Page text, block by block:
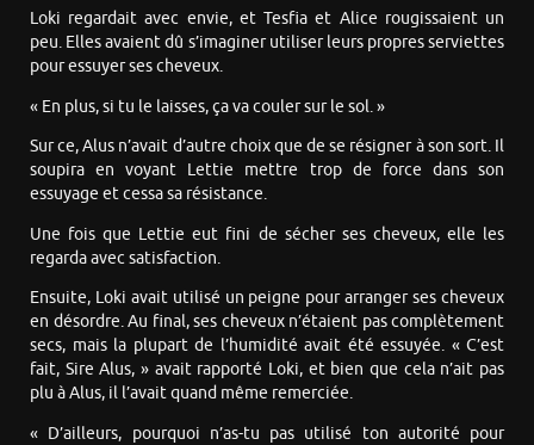
Loki regardait avec envie, et Tesfia et Alice rougissaient un
peu. Elles avaient dû s’imaginer utiliser leurs propres serviettes
pour essuyer ses cheveux.
« En plus, si tu le laisses, ça va couler sur le sol. »
Sur ce, Alus n’avait d’autre choix que de se résigner à son sort. Il
soupira en voyant Lettie mettre trop de force dans son
essuyage et cessa sa résistance.
Une fois que Lettie eut fini de sécher ses cheveux, elle les
regarda avec satisfaction.
Ensuite, Loki avait utilisé un peigne pour arranger ses cheveux
en désordre. Au final, ses cheveux n’étaient pas complètement
secs, mais la plupart de l’humidité avait été essuyée. « C’est
fait, Sire Alus, » avait rapporté Loki, et bien que cela n’ait pas
plu à Alus, il l’avait quand même remerciée.
« D’ailleurs, pourquoi n’as-tu pas utilisé ton autorité pour